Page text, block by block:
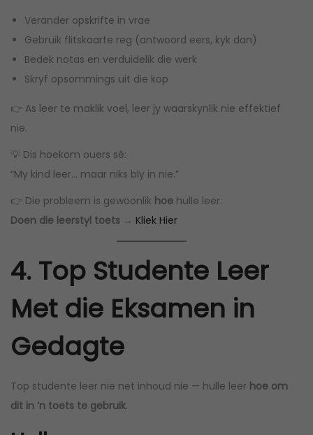
Verander opskrifte in vrae
Gebruik flitskaarte reg (antwoord eers, kyk dan)
Bedek notas en verduidelik die werk
Skryf opsommings uit die kop
👉 As leer te maklik voel, leer jy waarskynlik nie effektief
nie.
💡 Dis hoekom ouers sê:
“My kind leer… maar niks bly in nie.”
👉 Die probleem is gewoonlik hoe hulle leer:
Doen die leerstyl toets → Kliek Hier
4. Top Studente Leer
Met die Eksamen in
Gedagte
Top studente leer nie net inhoud nie — hulle leer hoe om
dit in ’n toets te gebruik.